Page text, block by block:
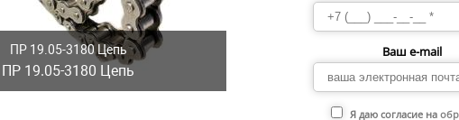
ПР 19.05-3180 Цепь
ПР 19.05-3180 Цепь
Ваш e-mail
Я даю согласие на